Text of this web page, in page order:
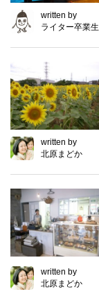
written by
ライター卒業生
written by
北原まどか
written by
北原まどか